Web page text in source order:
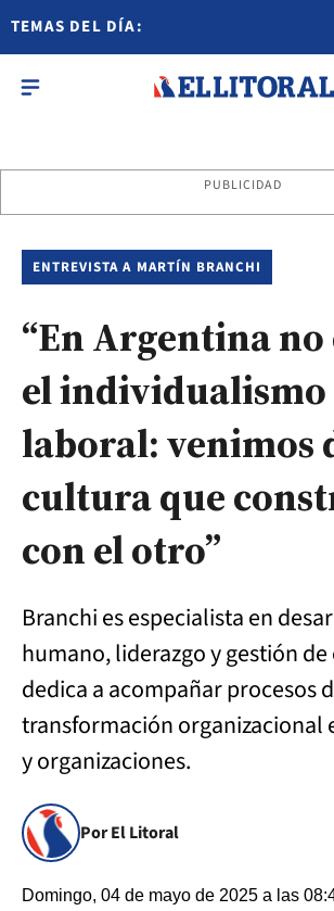
TEMAS DEL DÍA:
PUBLICIDAD
ENTREVISTA A MARTÍN BRANCHI
“En Argentina
el individualismo
laboral: venimos
cultura que
con el otro”
Branchi es especialista en
humano, liderazgo y gestión de
dedica a acompañar procesos
transformación organizacional
y organizaciones.
Por El Litoral
Domingo, 04 de mayo de 2025 a las